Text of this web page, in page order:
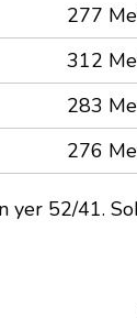
277
312
283
276
yer 52/41.